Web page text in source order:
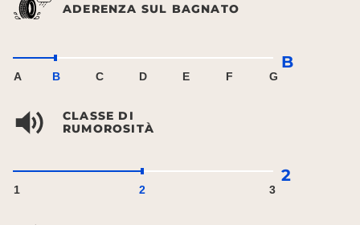
ADERENZA SUL BAGNATO
A B C D E F G
B
CLASSE DI
RUMOROSITÀ
1 2 3
2